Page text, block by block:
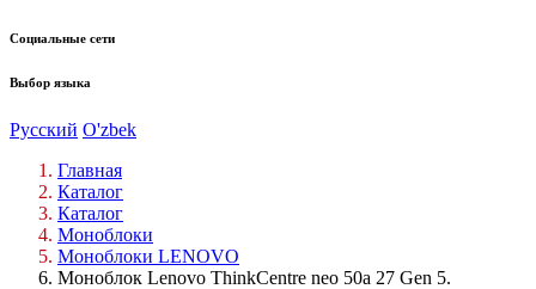
Социальные сети
Выбор языка
Русский O'zbek
Главная
Каталог
Каталог
Моноблоки
Моноблоки LENOVO
Моноблок Lenovo ThinkCentre neo 50a 27 Gen 5.